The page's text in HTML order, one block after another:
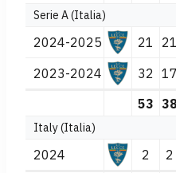
Serie A (Italia)
2024-2025 21 21
2023-2024
32 17
53 38
Italy (Italia)
2024 2 2